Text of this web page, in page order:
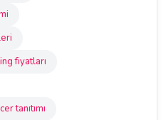
fiyatları
tanıtımı